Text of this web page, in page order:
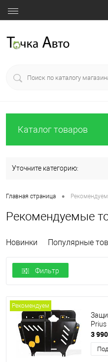
Каталог товаров
Уточните категорию:
Главная страница •
Рекомендуемые
Новинки Популярные
Фильтр
Рекомендуем
Prius
3